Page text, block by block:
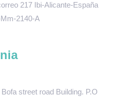
217 Ibi-Alicante-España
2140-A
street road Building. P.O